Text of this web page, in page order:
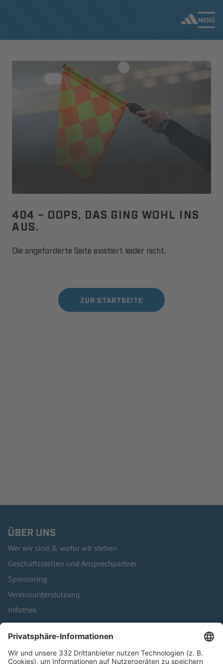
MENÜ
404 – OOPS, DAS GING WOHL INS
AUS.
Die angeforderte Seite existiert leider nicht.
ZUR STARTSEITE
ÜBER UNS
Wer wir sind & wofür wir stehen
Geschäftsstellen und Ansprechpartner
Sponsoring
Vereinsunterstützung
Infothek
Kontakt
HÄUFIG BESUCHTE SEITEN